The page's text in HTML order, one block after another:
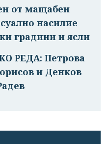
от мащабен
насилие
градини и ясли
РЕДА: Петрова
и Денков